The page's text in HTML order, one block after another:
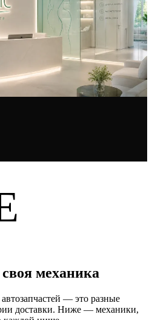
механика
— это разные
доставки. Ниже — механики,